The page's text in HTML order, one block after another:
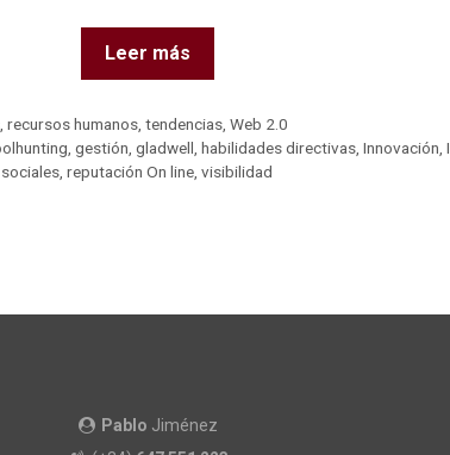
Leer más
,recursos humanos ,tendencias ,Web 2.0
,gestión ,gladwell ,habilidades directivas ,Innovación ,
reputación On line visibilidad
Pablo Jiménez